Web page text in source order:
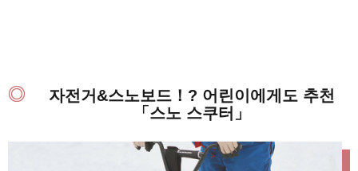
자전거&스노보드！? 어린이에게도 추천
「스노 스쿠터」